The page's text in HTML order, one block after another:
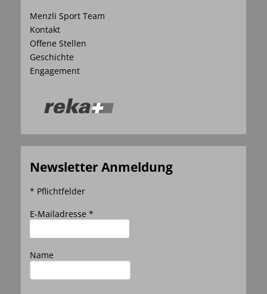
Menzli Sport Team
Kontakt
Offene Stellen
Geschichte
Engagement
Newsletter Anmeldung
* Pflichtfelder
E-Mailadresse *
Name